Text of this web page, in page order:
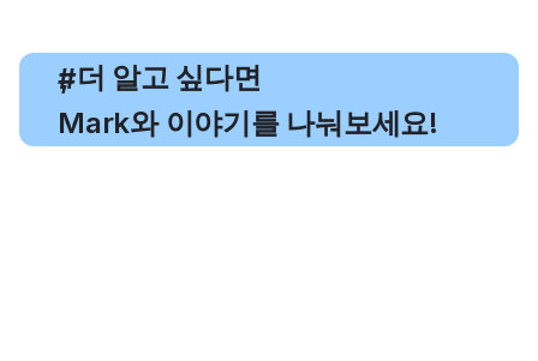
#
, 더 알고 싶다면
Mark와 이야기를 나눠보세요!